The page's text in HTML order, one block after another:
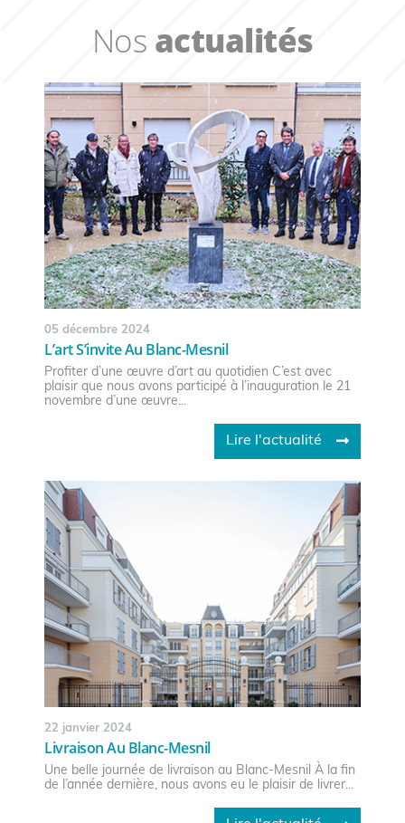
Nos actualités
05 décembre 2024
L’art S’invite Au Blanc-Mesnil
Profiter d’une œuvre d’art au quotidien C’est avec
plaisir que nous avons participé à l’inauguration le 21
novembre d’une œuvre...
Lire l'actualité
22 janvier 2024
Livraison Au Blanc-Mesnil
Une belle journée de livraison au Blanc-Mesnil À la fin
de l’année dernière, nous avons eu le plaisir de livrer...